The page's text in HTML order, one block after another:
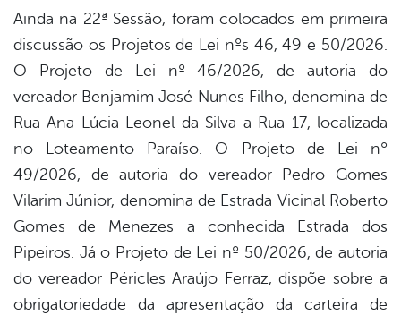
Ainda na 22ª Sessão, foram colocados em primeira
discussão os Projetos de Lei nºs 46, 49 e 50/2026.
O Projeto de Lei nº 46/2026, de autoria do
vereador Benjamim José Nunes Filho, denomina de
Rua Ana Lúcia Leonel da Silva a Rua 17, localizada
no Loteamento Paraíso. O Projeto de Lei nº
49/2026, de autoria do vereador Pedro Gomes
Vilarim Júnior, denomina de Estrada Vicinal Roberto
Gomes de Menezes a conhecida Estrada dos
Pipeiros. Já o Projeto de Lei nº 50/2026, de autoria
do vereador Péricles Araújo Ferraz, dispõe sobre a
obrigatoriedade da apresentação da carteira de